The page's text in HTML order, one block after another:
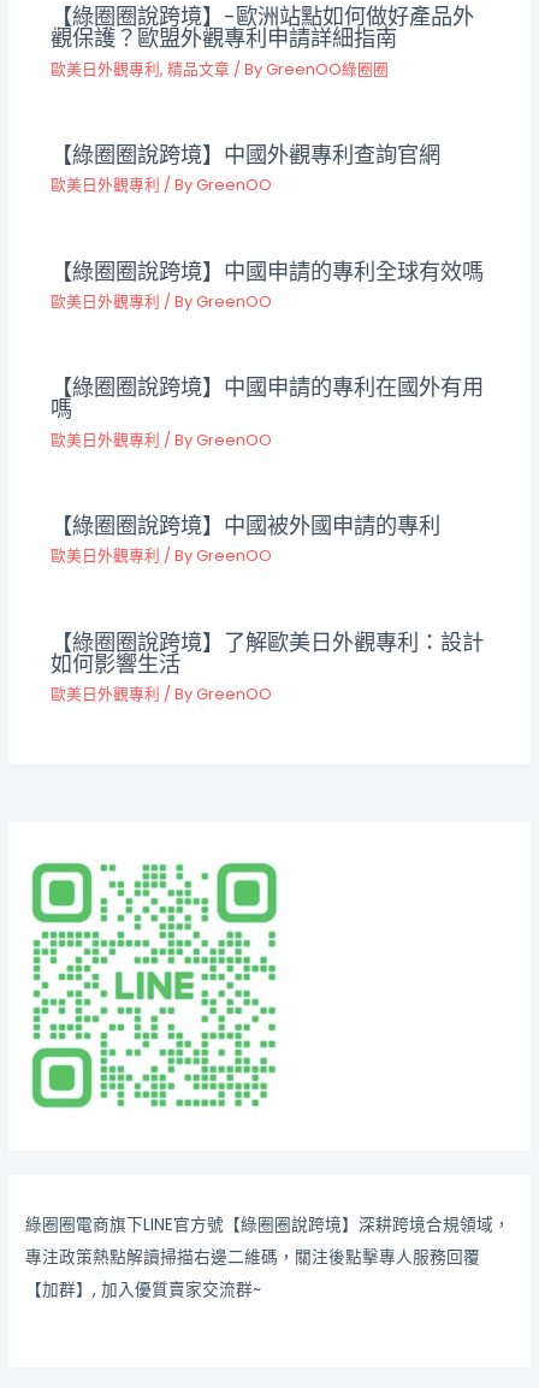
【綠圈圈說跨境】-歐洲站點如何做好產品外
觀保護？歐盟外觀專利申請詳細指南
歐美日外觀專利, 精品文章 / ByGreenOO綠圈圈
【綠圈圈說跨境】中國外觀專利查詢官網
歐美日外觀專利 / ByGreenOO
【綠圈圈說跨境】中國申請的專利全球有效嗎
歐美日外觀專利 / ByGreenOO
【綠圈圈說跨境】中國申請的專利在國外有用
嗎
歐美日外觀專利 / ByGreenOO
【綠圈圈說跨境】中國被外國申請的專利
歐美日外觀專利 / ByGreenOO
【綠圈圈說跨境】了解歐美日外觀專利：設計
如何影響生活
歐美日外觀專利 / ByGreenOO
綠圈圈電商旗下LINE官方號【綠圈圈說跨境】深耕跨境合規領域，
專注政策熱點解讀掃描右邊二維碼，關注後點擊專人服務回覆
【加群】, 加入優質賣家交流群~